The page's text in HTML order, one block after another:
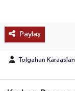
Paylaş
Tolgahan Karaaslan
TREND